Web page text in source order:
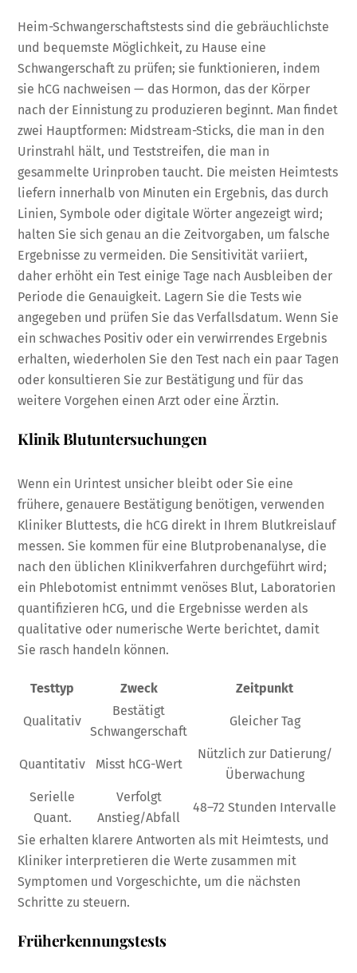
Heim-Schwangerschaftstests sind die gebräuchlichste
und bequemste Möglichkeit, zu Hause eine
Schwangerschaft zu prüfen; sie funktionieren, indem
sie hCG nachweisen — das Hormon, das der Körper
nach der Einnistung zu produzieren beginnt. Man findet
zwei Hauptformen: Midstream-Sticks, die man in den
Urinstrahl hält, und Teststreifen, die man in
gesammelte Urinproben taucht. Die meisten Heimtests
liefern innerhalb von Minuten ein Ergebnis, das durch
Linien, Symbole oder digitale Wörter angezeigt wird;
halten Sie sich genau an die Zeitvorgaben, um falsche
Ergebnisse zu vermeiden. Die Sensitivität variiert,
daher erhöht ein Test einige Tage nach Ausbleiben der
Periode die Genauigkeit. Lagern Sie die Tests wie
angegeben und prüfen Sie das Verfallsdatum. Wenn Sie
ein schwaches Positiv oder ein verwirrendes Ergebnis
erhalten, wiederholen Sie den Test nach ein paar Tagen
oder konsultieren Sie zur Bestätigung und für das
weitere Vorgehen einen Arzt oder eine Ärztin.
Klinik Blutuntersuchungen
Wenn ein Urintest unsicher bleibt oder Sie eine
frühere, genauere Bestätigung benötigen, verwenden
Kliniker Bluttests, die hCG direkt in Ihrem Blutkreislauf
messen. Sie kommen für eine Blutprobenanalyse, die
nach den üblichen Klinikverfahren durchgeführt wird;
ein Phlebotomist entnimmt venöses Blut, Laboratorien
quantifizieren hCG, und die Ergebnisse werden als
qualitative oder numerische Werte berichtet, damit
Sie rasch handeln können.
Testtyp Zweck Zeitpunkt
Qualitativ
Bestätigt
Schwangerschaft
Gleicher Tag
Quantitativ Misst hCG-Wert
Nützlich zur Datierung/
Überwachung
Serielle
Quant.
Verfolgt
Anstieg/Abfall
48–72 Stunden Intervalle
Sie erhalten klarere Antworten als mit Heimtests, und
Kliniker interpretieren die Werte zusammen mit
Symptomen und Vorgeschichte, um die nächsten
Schritte zu steuern.
Früherkennungstests